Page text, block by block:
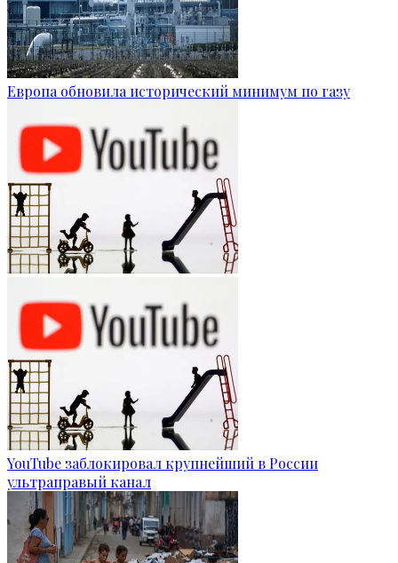
Европа обновила исторический минимум по газу
YouTube заблокировал крупнейший в России
ультраправый канал